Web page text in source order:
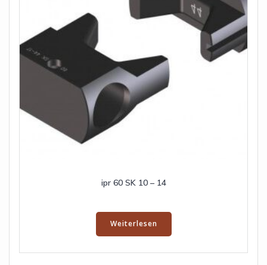
ipr 60 SK 10 – 14
Weiterlesen